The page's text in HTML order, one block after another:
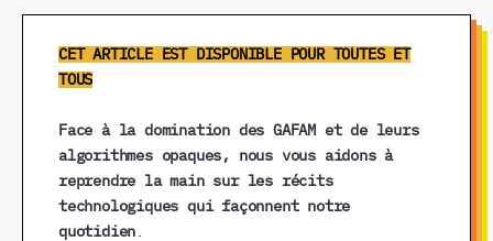
CET ARTICLE EST DISPONIBLE POUR TOUTES ET
TOUS
Face à la domination des GAFAM et de leurs
algorithmes opaques, nous vous aidons à
reprendre la main sur les récits
technologiques qui façonnent notre
quotidien